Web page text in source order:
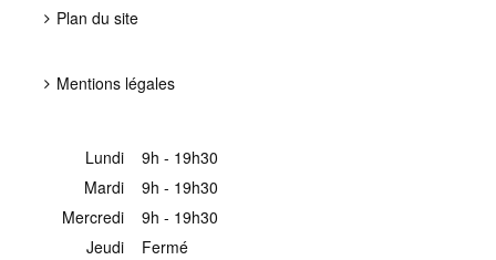
Plan du site
Mentions légales
Lundi
9h - 19h30
Mardi
9h - 19h30
Mercredi
9h - 19h30
Jeudi
Fermé